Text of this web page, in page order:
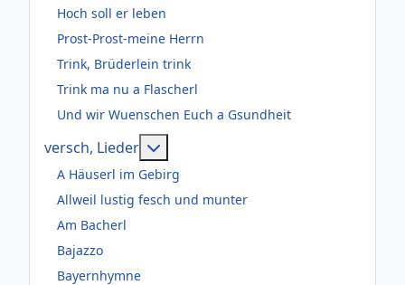
Hoch soll er leben
Prost-Prost-meine Herrn
Trink, Brüderlein trink
Trink ma nu a Flascherl
Und wir Wuenschen Euch a Gsundheit
versch, Lieder
A Häuserl im Gebirg
Allweil lustig fesch und munter
Am Bacherl
Bajazzo
Bayernhymne